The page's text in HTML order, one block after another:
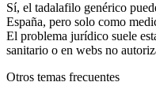
Sí, el tadalafilo genérico
España, pero solo como
El problema jurídico suele
sanitario o en webs no
Otros temas frecuentes